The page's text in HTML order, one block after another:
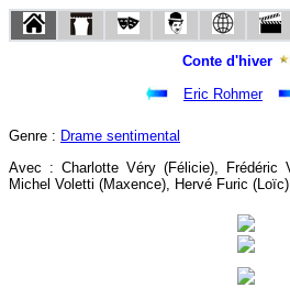
Conte d'hiver
Eric Rohmer
Genre : Drame sentimental
Avec : Charlotte Véry (Félicie), Frédéric
Michel Voletti (Maxence), Hervé Furic